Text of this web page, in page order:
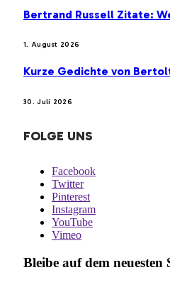
Bertrand Russell Zitate:
1. August 2026
Kurze Gedichte von
30. Juli 2026
FOLGE UNS
Facebook
Twitter
Pinterest
Instagram
YouTube
Vimeo
Bleibe auf dem neuesten